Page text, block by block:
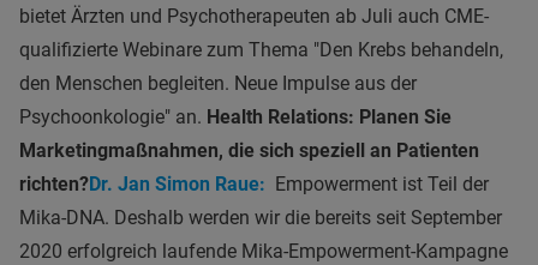
bietet Ärzten und Psychotherapeuten ab Juli auch CME-
qualifizierte Webinare zum Thema "Den Krebs behandeln,
den Menschen begleiten. Neue Impulse aus der
Psychoonkologie" an. Health Relations: Planen Sie
Marketingmaßnahmen, die sich speziell an Patienten
richten?Dr. Jan Simon Raue: Empowerment ist Teil der
Mika-DNA. Deshalb werden wir die bereits seit September
2020 erfolgreich laufende Mika-Empowerment-Kampagne